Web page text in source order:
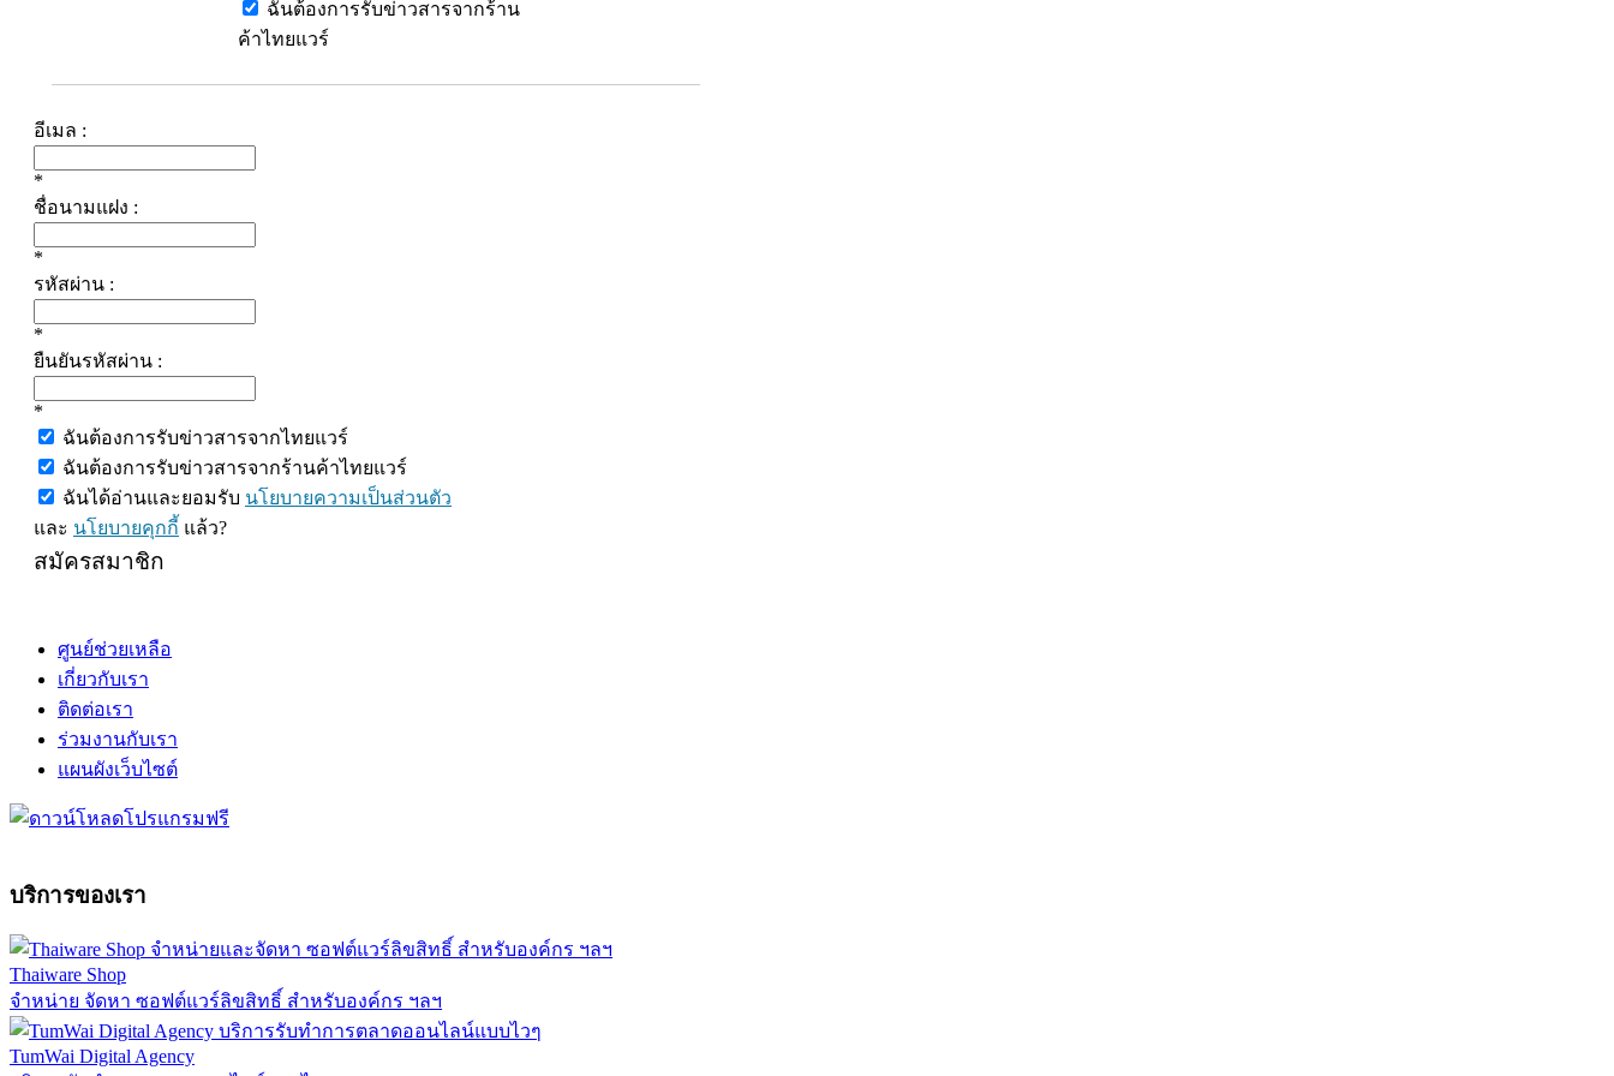
ฉันต้องการรับข่าวสารจากร้าน
ค้าไทยแวร์
อีเมล :
*
ชื่อนามแฝง :
*
รหัสผ่าน :
*
ยืนยันรหัสผ่าน :
*
ฉันต้องการรับข่าวสารจากไทยแวร์
ฉันต้องการรับข่าวสารจากร้านค้าไทยแวร์
ฉันได้อ่านและยอมรับ นโยบายความเป็นส่วนตัว
และ นโยบายคุกกี้ แล้ว?
สมัครสมาชิก
ศูนย์ช่วยเหลือ
เกี่ยวกับเรา
ติดต่อเรา
ร่วมงานกับเรา
แผนผังเว็บไซต์
บริการของเรา
Thaiware Shop
จำหน่าย จัดหา ซอฟต์แวร์ลิขสิทธิ์ สำหรับองค์กร ฯลฯ
TumWai Digital Agency